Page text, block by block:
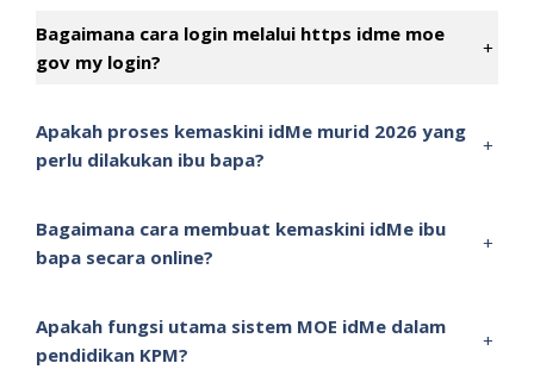
Bagaimana cara login melalui https idme moe
gov my login?
+
Apakah proses kemaskini idMe murid 2026 yang
perlu dilakukan ibu bapa?
+
Bagaimana cara membuat kemaskini idMe ibu
bapa secara online?
+
Apakah fungsi utama sistem MOE idMe dalam
pendidikan KPM?
+